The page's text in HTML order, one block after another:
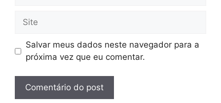
Salvar meus dados neste navegador para a
próxima vez que eu comentar.